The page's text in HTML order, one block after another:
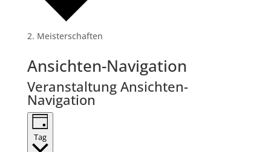
Meisterschaften
Veranstaltungen
für
15.
Juni
2024
Ansichten-Navigation
Veranstaltung Ansichten-
Navigation
Tag